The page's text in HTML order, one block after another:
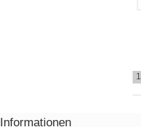
1
Informationen